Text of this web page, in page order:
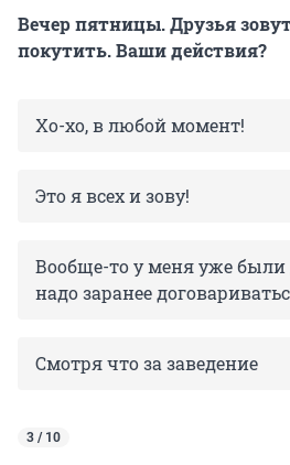
Вечер пятницы. Друзья
покутить. Ваши действия?
Хо-хо, в любой момент!
Это я всех и зову!
Вообще-то у меня уже
надо заранее
Смотря что за заведение
3 / 10